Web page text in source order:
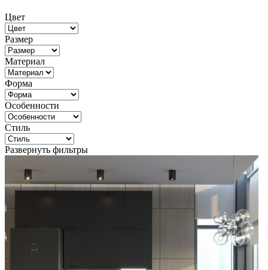
Цвет
Размер
Материал
Форма
Особенности
Стиль
Развернуть фильтры